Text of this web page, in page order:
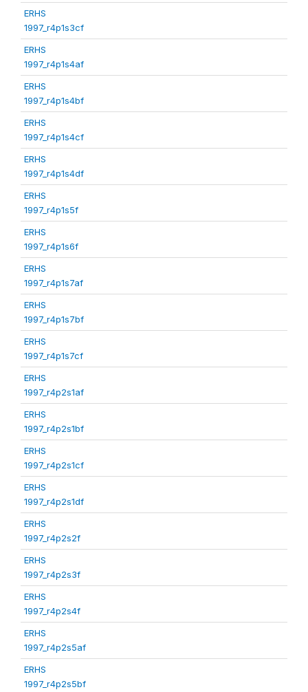
ERHS
1997_r4p1s3cf
ERHS
1997_r4p1s4af
ERHS
1997_r4p1s4bf
ERHS
1997_r4p1s4cf
ERHS
1997_r4p1s4df
ERHS
1997_r4p1s5f
ERHS
1997_r4p1s6f
ERHS
1997_r4p1s7af
ERHS
1997_r4p1s7bf
ERHS
1997_r4p1s7cf
ERHS
1997_r4p2s1af
ERHS
1997_r4p2s1bf
ERHS
1997_r4p2s1cf
ERHS
1997_r4p2s1df
ERHS
1997_r4p2s2f
ERHS
1997_r4p2s3f
ERHS
1997_r4p2s4f
ERHS
1997_r4p2s5af
ERHS
1997_r4p2s5bf